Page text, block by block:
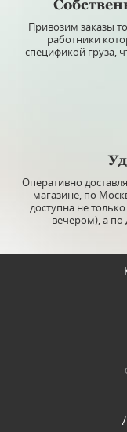
Привозим заказы
работники
спецификой груза,
Оперативно
магазине, по
доступна не
вечером), а по